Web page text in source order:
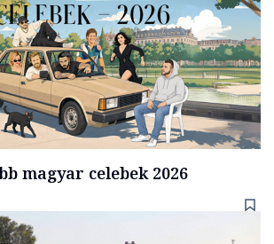
magyar celebek 2026